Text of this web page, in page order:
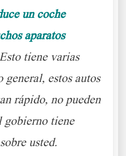
un coche
aparatos
tiene varias
general, estos autos
rápido, no pueden
gobierno tiene
usted.